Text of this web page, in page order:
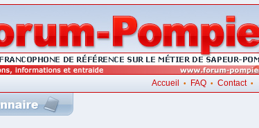
Accueil • FAQ• Contact•